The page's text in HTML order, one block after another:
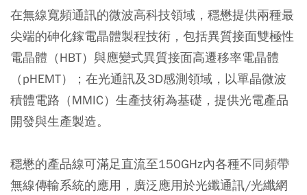
在無線寬頻通訊的微波高科技領域，穩懋提供兩種最
尖端的砷化鎵電晶體製程技術，包括異質接面雙極性
電晶體（HBT）與應變式異質接面高遷移率電晶體
（pHEMT）；在光通訊及3D感測領域，以單晶微波
積體電路（MMIC）生產技術為基礎，提供光電產品
開發與生產製造。
穩懋的產品線可滿足直流至150GHz內各種不同頻帶
無線傳輸系統的應用，廣泛應用於光纖通訊/光纖網